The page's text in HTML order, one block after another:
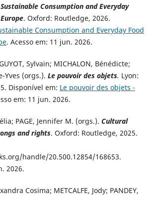
Sustainable Consumption and Everyday
. Oxford: Routledge, 2026.
Consumption and Everyday Food
. Acesso em: 11 jun. 2026.
Sylvain; MICHALON, Bénédicte;
Yves (orgs.). Le pouvoir des objets. Lyon:
Disponível em: Le pouvoir des objets -
em: 11 jun. 2026.
PAGE, Jennifer M. (orgs.). Cultural
and rights. Oxford: Routledge, 2025.
handle/20.500.12854/168653.
2026.
Cosima; METCALFE, Jody; PANDEY,